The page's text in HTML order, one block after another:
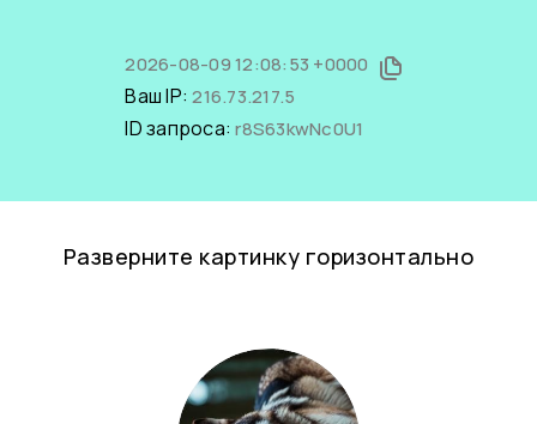
2026-08-09 12:08:53 +0000
Ваш IP:216.73.217.5
ID запроса:r8S63kwNc0U1
Разверните картинку горизонтально